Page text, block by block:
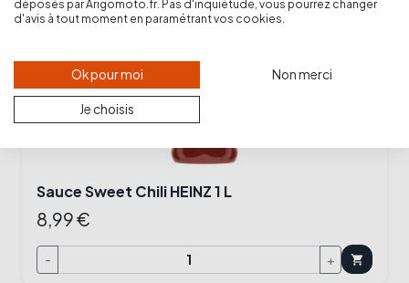
Sauce Sweet Chili HEINZ 1 L
8,99 €
- + shopping_cart
déposés par Arigomoto.fr. Pas d'inquiétude, vous pourrez changer
d'avis à tout moment en paramétrant vos cookies.
Ok pour moi Non merci
Je choisis